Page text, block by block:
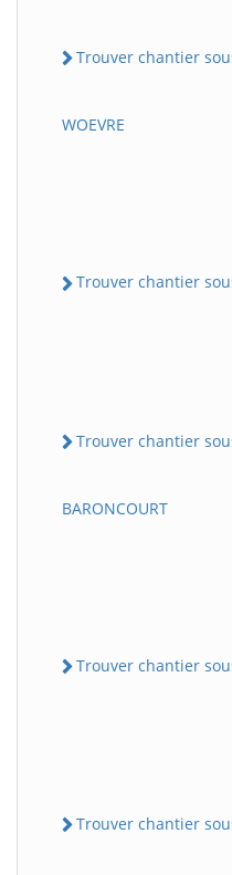
Trouver chantier
WOEVRE
Trouver chantier
Trouver chantier
BARONCOURT
Trouver chantier
Trouver chantier